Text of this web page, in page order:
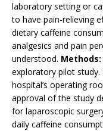
laboratory setting or
to have pain-relieving
dietary caffeine
analgesics and pain
understood. Methods:
exploratory pilot study.
hospital’s operating
approval of the study
for laparoscopic
daily caffeine